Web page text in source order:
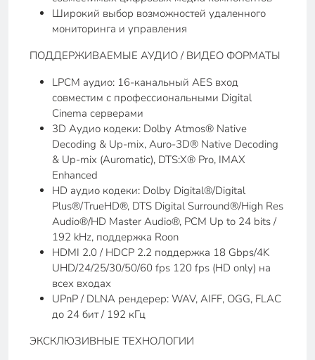
Широкий выбор возможностей удаленного
мониторинга и управления
ПОДДЕРЖИВАЕМЫЕ АУДИО / ВИДЕО ФОРМАТЫ
LPCM аудио: 16-канальный AES вход
совместим с профессиональными Digital
Cinema серверами
3D Аудио кодеки: Dolby Atmos® Native
Decoding & Up-mix, Auro-3D® Native Decoding
& Up-mix (Auromatic), DTS:X® Pro, IMAX
Enhanced
HD аудио кодеки: Dolby Digital®/Digital
Plus®/TrueHD®, DTS Digital Surround®/High Res
Audio®/HD Master Audio®, PCM Up to 24 bits /
192 kHz, поддержка Roon
HDMI 2.0 / HDCP 2.2 поддержка 18 Gbps/4K
UHD/24/25/30/50/60 fps 120 fps (HD only) на
всех входах
UPnP / DLNA рендерер: WAV, AIFF, OGG, FLAC
до 24 бит / 192 кГц
ЭКСКЛЮЗИВНЫЕ ТЕХНОЛОГИИ